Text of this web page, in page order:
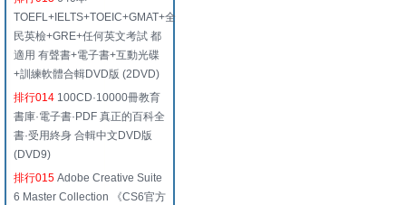
TOEFL+IELTS+TOEIC+GMAT+全
民英檢+GRE+任何英文考試 都
適用 有聲書+電子書+互動光碟
+訓練軟體合輯DVD版 (2DVD)
排行014 100CD·10000冊教育
書庫·電子書·PDF 真正的百科全
書·受用終身 合輯中文DVD版
(DVD9)
排行015 Adobe Creative Suite
6 Master Collection 《CS6官方